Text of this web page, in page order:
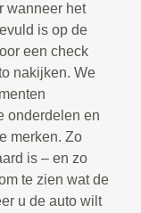
wanneer het
is op de
een check
nakijken. We
onderdelen en
merken. Zo
is – en zo
te zien wat de
u de auto wilt